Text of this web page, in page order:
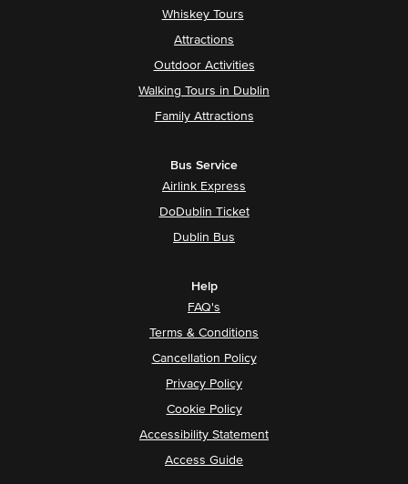
Whiskey Tours
Attractions
Outdoor Activities
Walking Tours in Dublin
Family Attractions
Bus Service
Airlink Express
DoDublin Ticket
Dublin Bus
Help
FAQ's
Terms & Conditions
Cancellation Policy
Privacy Policy
Cookie Policy
Accessibility Statement
Access Guide